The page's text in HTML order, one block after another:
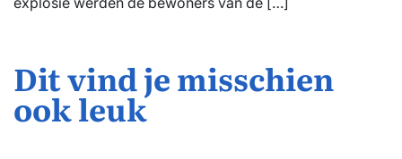
Dit vind je misschien
ook leuk